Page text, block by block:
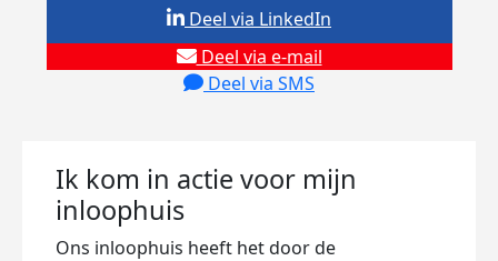
Deel via e-mail
Deel via SMS
Deel via LinkedIn
Ik kom in actie voor mijn
inloophuis
Ons inloophuis heeft het door de